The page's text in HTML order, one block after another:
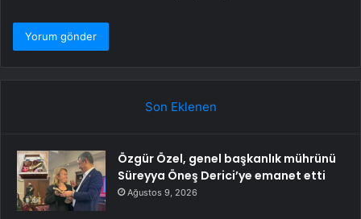
Son Eklenen
Özgür Özel, genel başkanlık mührünü
Süreyya Öneş Derici’ye emanet etti
Ağustos 9, 2026